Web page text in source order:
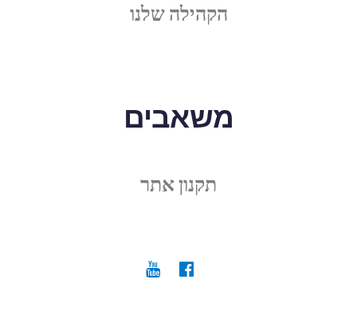
הקהילה שלנו
משאבים
תקנון אתר